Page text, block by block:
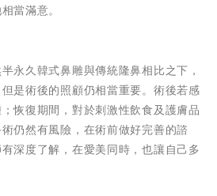
當滿意。
永久韓式鼻雕與傳統隆鼻相比之下，
是術後的照顧仍相當重要。術後若感
恢復期間，對於刺激性飲食及護膚品
仍然有風險，在術前做好完善的諮
深度了解，在愛美同時，也讓自己多